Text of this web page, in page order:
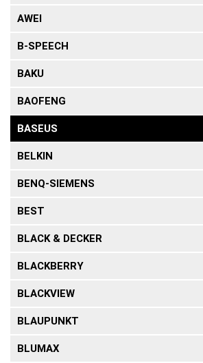
AWEI
B-SPEECH
BAKU
BAOFENG
BASEUS
BELKIN
BENQ-SIEMENS
BEST
BLACK & DECKER
BLACKBERRY
BLACKVIEW
BLAUPUNKT
BLUMAX